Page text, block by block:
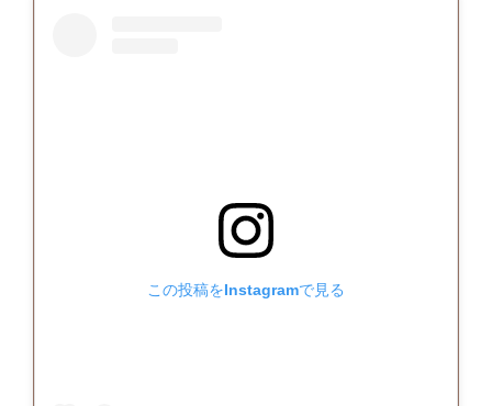
この投稿をInstagramで見る